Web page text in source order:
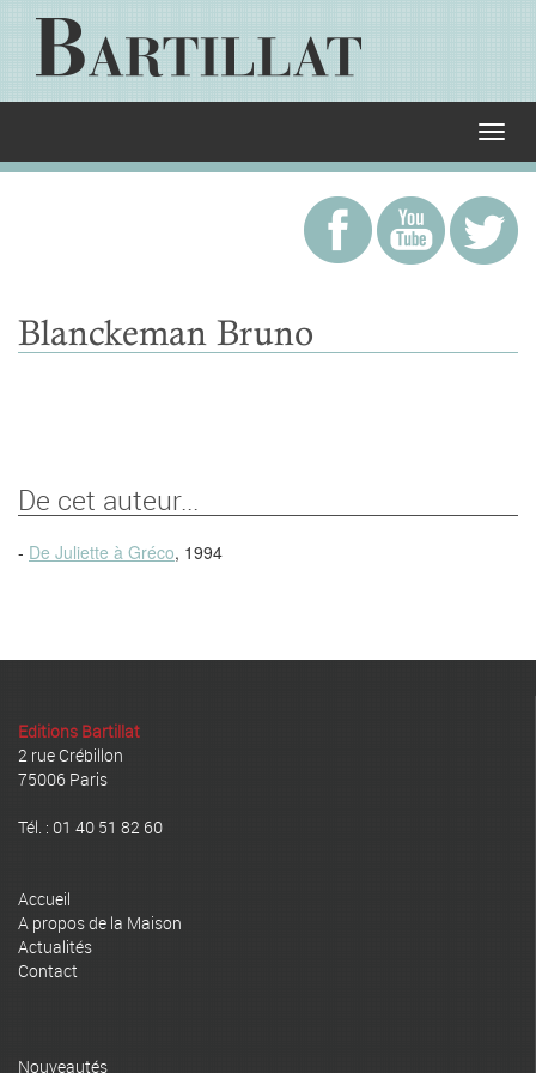
Blanckeman Bruno
De cet auteur...
- De Juliette à Gréco, 1994
Editions Bartillat
2 rue Crébillon
75006 Paris
Tél. : 01 40 51 82 60
Accueil
A propos de la Maison
Actualités
Contact
Nouveautés